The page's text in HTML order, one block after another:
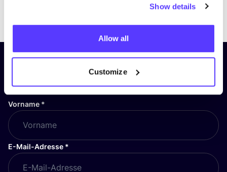
Show details
Allow all
Customize
PreviousNext
Abonniere unseren Newsletter
und bleibe auf dem Laufenden!
Vorname *
E-Mail-Adresse *